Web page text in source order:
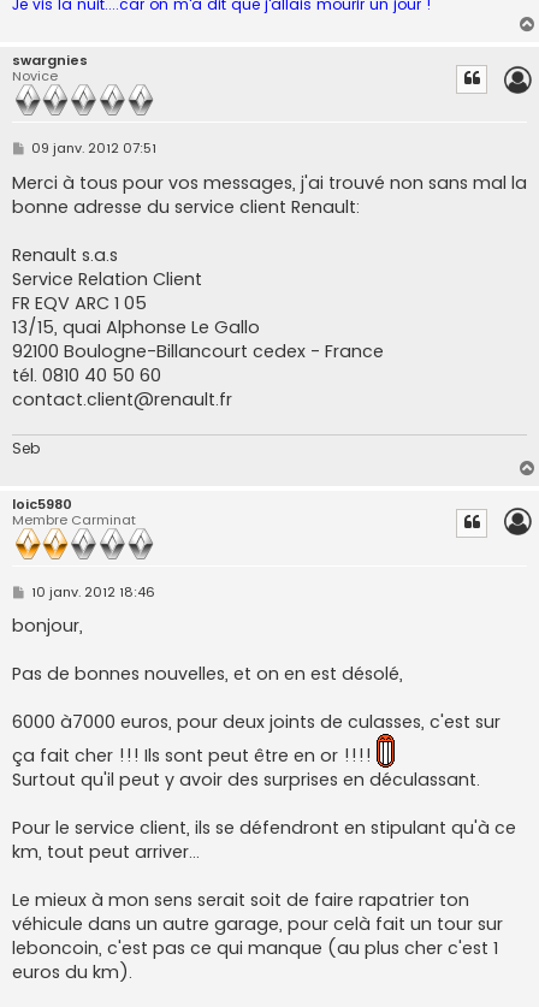
Je vis la nuit....car on m'a dit que j'allais mourir un jour !
swargnies
Novice
M
s
s
a
09 janv. 2012 07:51
Merci à tous pour vos messages, j'ai trouvé non sans mal la
bonne adresse du service client Renault:
Renault s.a.s
Service Relation Client
FR EQV ARC 1 05
13/15, quai Alphonse Le Gallo
92100 Boulogne-Billancourt cedex - France
tél. 0810 40 50 60
contact.client@renault.fr
Seb
loic5980
Membre Carminat
M
s
s
g
e
10 janv. 2012 18:46
bonjour,
Pas de bonnes nouvelles, et on en est désolé,
6000 à7000 euros, pour deux joints de culasses, c'est sur
ça fait cher !!! Ils sont peut être en or !!!!
Surtout qu'il peut y avoir des surprises en déculassant.
Pour le service client, ils se défendront en stipulant qu'à ce
km, tout peut arriver...
Le mieux à mon sens serait soit de faire rapatrier ton
véhicule dans un autre garage, pour celà fait un tour sur
leboncoin, c'est pas ce qui manque (au plus cher c'est 1
euros du km).